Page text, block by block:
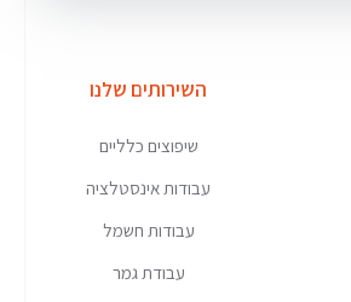
השירותים שלנו
שיפוצים כלליים
עבודות אינסטלציה
עבודות חשמל
עבודת גמר